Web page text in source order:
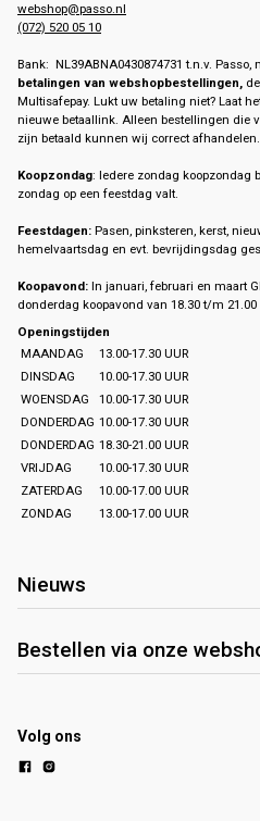
webshop@passo.nl
(072) 520 05 10
Bank: NL39ABNA0430874731 t.n.v. Passo,
betalingen van webshopbestellingen,
Multisafepay. Lukt uw betaling niet? Laat
nieuwe betaallink. Alleen bestellingen die
zijn betaald kunnen wij correct afhandelen.
Koopzondag: Iedere zondag koopzondag
zondag op een feestdag valt.
Feestdagen: Pasen, pinksteren, kerst,
hemelvaartsdag en evt. bevrijdingsdag
Koopavond: In januari, februari en maart
donderdag koopavond van 18.30 t/m 21.00
Openingstijden
MAANDAG
13.00-17.30 UUR
DINSDAG
10.00-17.30 UUR
WOENSDAG
10.00-17.30 UUR
DONDERDAG 10.00-17.30 UUR
DONDERDAG 18.30-21.00 UUR
VRIJDAG
10.00-17.30 UUR
ZATERDAG
10.00-17.00 UUR
ZONDAG
13.00-17.00 UUR
Nieuws
Bestellen via onze
Volg ons